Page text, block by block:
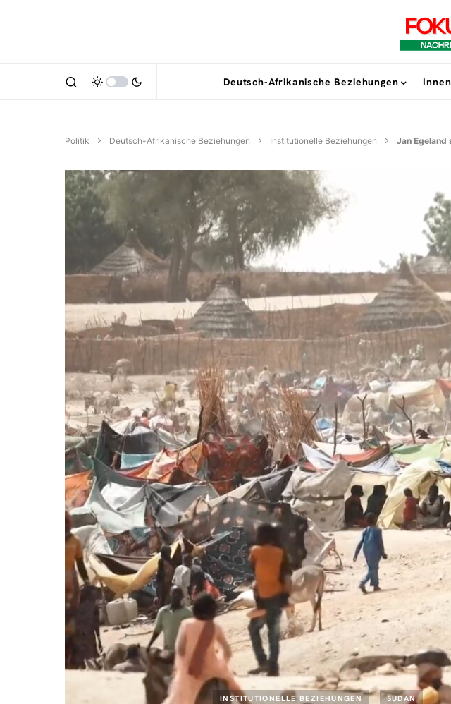
Deutsch-Afrikanische Beziehungen
Politik Deutsch-Afrikanische Beziehungen Institutionelle Beziehungen Jan Egeland
INSTITUTIONELLE BEZIEHUNGEN SUDAN